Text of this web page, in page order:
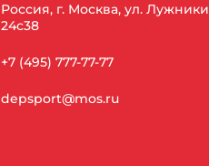
Россия, г. Москва, ул. Лужники
24с38
+7 (495) 777-77-77
depsport@mos.ru